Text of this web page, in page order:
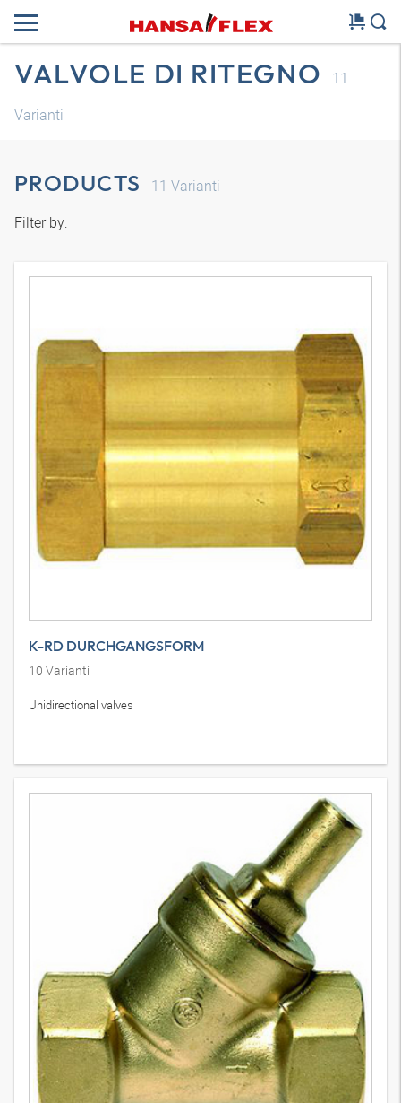
VALVOLE DI RITEGNO
11
Varianti
PRODUCTS 11 Varianti
Filter by:
K-RD DURCHGANGSFORM
10 Varianti
Unidirectional valves